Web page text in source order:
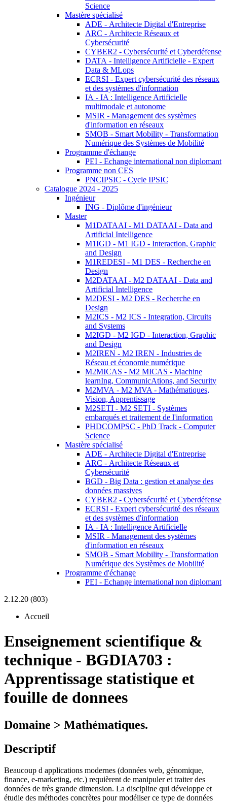
Science
Mastère spécialisé
ADE - Architecte Digital d'Entreprise
ARC - Architecte Réseaux et
Cybersécurité
CYBER2 - Cybersécurité et Cyberdéfense
DATA - Intelligence Artificielle - Expert
Data & MLops
ECRSI - Expert cybersécurité des réseaux
et des systèmes d'information
IA - IA : Intelligence Artificielle
multimodale et autonome
MSIR - Management des systèmes
d'information en réseaux
SMOB - Smart Mobility - Transformation
Numérique des Systèmes de Mobilité
Programme d'échange
PEI - Echange international non diplomant
Programme non CES
PNCIPSIC - Cycle IPSIC
Catalogue 2024 - 2025
Ingénieur
ING - Diplôme d'ingénieur
Master
M1DATAAI - M1 DATAAI - Data and
Artificial Intelligence
M1IGD - M1 IGD - Interaction, Graphic
and Design
M1REDESI - M1 DES - Recherche en
Design
M2DATAAI - M2 DATAAI - Data and
Artificial Intelligence
M2DESI - M2 DES - Recherche en
Design
M2ICS - M2 ICS - Integration, Circuits
and Systems
M2IGD - M2 IGD - Interaction, Graphic
and Design
M2IREN - M2 IREN - Industries de
Réseau et économie numérique
M2MICAS - M2 MICAS - Machine
learnIng, CommunicAtions, and Security
M2MVA - M2 MVA - Mathématiques,
Vision, Apprentissage
M2SETI - M2 SETI - Systèmes
embarqués et traitement de l'information
PHDCOMPSC - PhD Track - Computer
Science
Mastère spécialisé
ADE - Architecte Digital d'Entreprise
ARC - Architecte Réseaux et
Cybersécurité
BGD - Big Data : gestion et analyse des
données massives
CYBER2 - Cybersécurité et Cyberdéfense
ECRSI - Expert cybersécurité des réseaux
et des systèmes d'information
IA - IA : Intelligence Artificielle
MSIR - Management des systèmes
d'information en réseaux
SMOB - Smart Mobility - Transformation
Numérique des Systèmes de Mobilité
Programme d'échange
PEI - Echange international non diplomant
2.12.20 (803)
Accueil
Enseignement scientifique &
technique - BGDIA703 :
Apprentissage statistique et
fouille de donnees
Domaine > Mathématiques.
Descriptif
Beaucoup d applications modernes (données web, génomique,
finance, e-marketing, etc.) requièrent de manipuler et traiter des
données de très grande dimension. La discipline qui développe et
étudie des méthodes concrètes pour modéliser ce type de données